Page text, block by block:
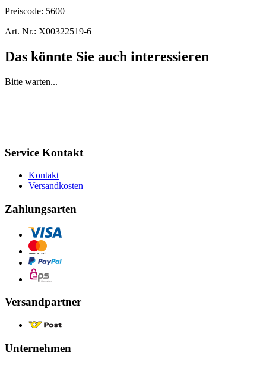
Preiscode: 5600
Art. Nr.: X00322519-6
Das könnte Sie auch interessieren
Bitte warten...
Service Kontakt
Kontakt
Versandkosten
Zahlungsarten
Versandpartner
Unternehmen